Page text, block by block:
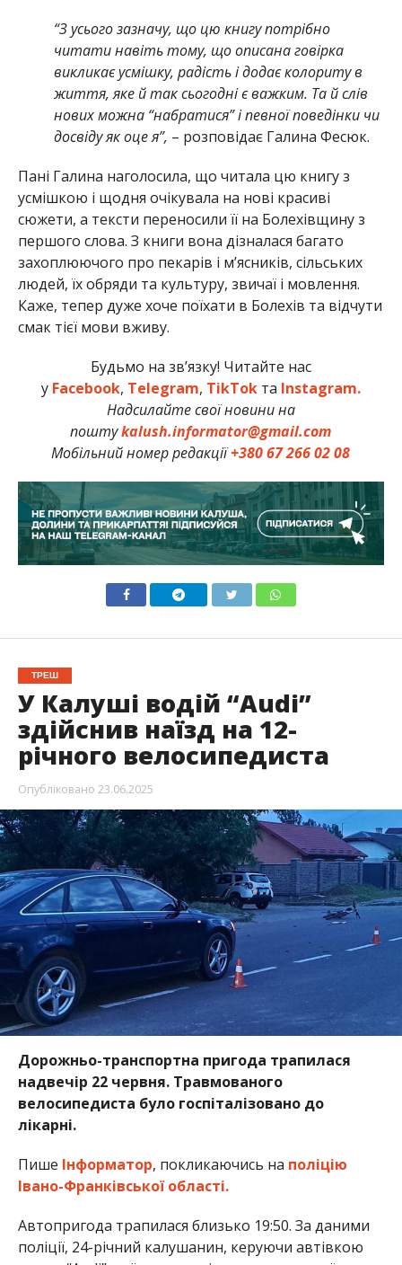
“З усього зазначу, що цю книгу потрібно
читати навіть тому, що описана говірка
викликає усмішку, радість і додає колориту в
життя, яке й так сьогодні є важким. Та й слів
нових можна “набратися” і певної поведінки чи
досвіду як оце я”, – розповідає Галина Фесюк.
Пані Галина наголосила, що читала цю книгу з
усмішкою і щодня очікувала на нові красиві
сюжети, а тексти переносили її на Болехівщину з
першого слова. З книги вона дізналася багато
захоплюючого про пекарів і м’ясників, сільських
людей, їх обряди та культуру, звичаї і мовлення.
Каже, тепер дуже хоче поїхати в Болехів та відчути
смак тієї мови вживу.
Будьмо на зв’язку! Читайте нас
у Facebook, Telegram, TikTokта Instagram.
Надсилайте свої новини на
поштуkalush.informator@gmail.com
Мобільний номер редакції+380 67 266 02 08
ТРЕШ
У Калуші водій “Audi”
здійснив наїзд на 12-
річного велосипедиста
Опубліковано 23.06.2025
Дорожньо-транспортна пригода трапилася
надвечір 22 червня. Травмованого
велосипедиста було госпіталізовано до
лікарні.
Пише Інформатор, покликаючись на поліцію
Івано-Франківської області.
Автопригода трапилася близько 19:50. За даними
поліції, 24-річний калушанин, керуючи автівкою